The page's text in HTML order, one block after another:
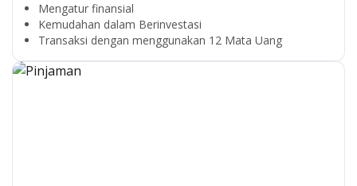
Mengatur finansial
Kemudahan dalam Berinvestasi
Transaksi dengan menggunakan 12 Mata Uang